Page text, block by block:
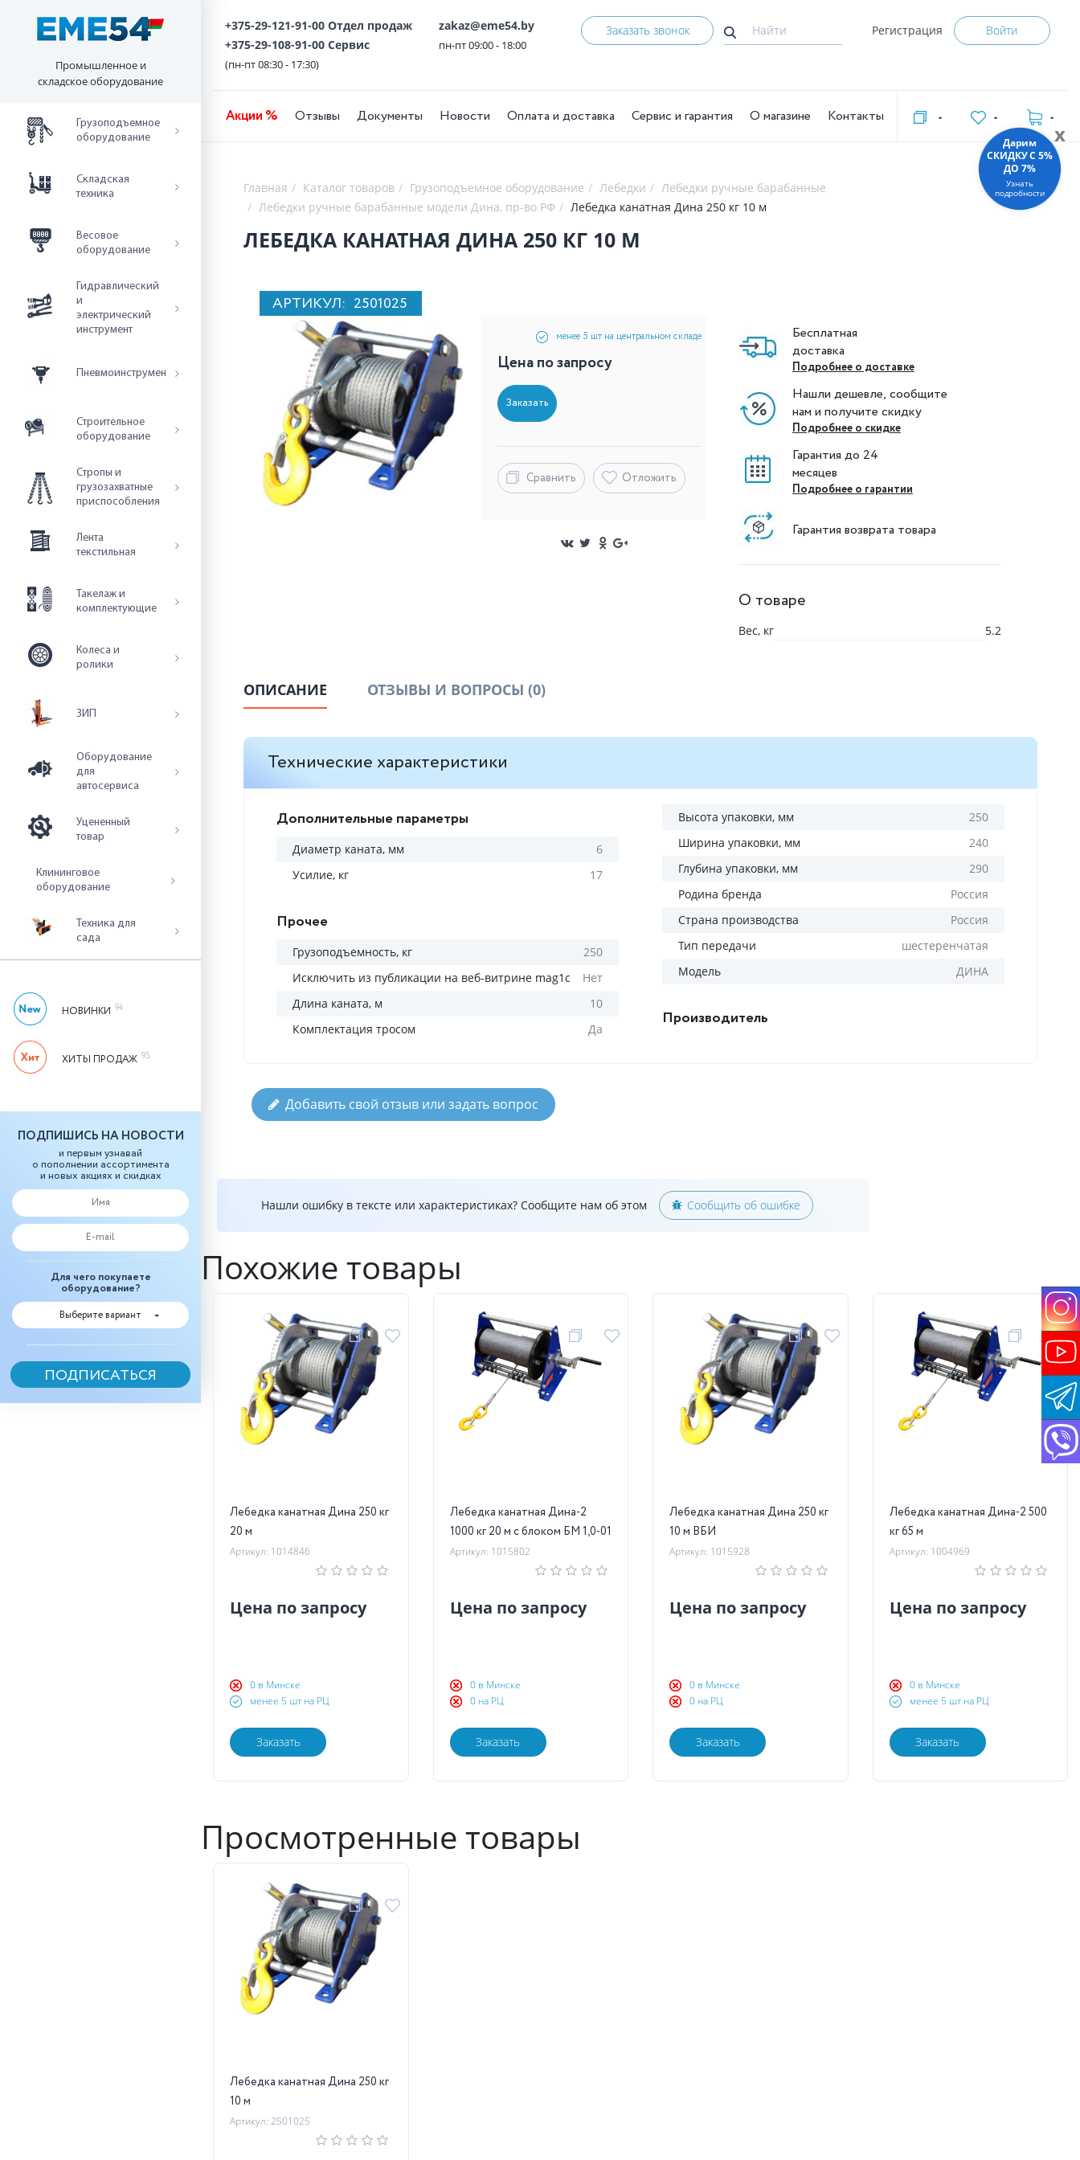
Промышленное и
складское оборудование
Грузоподъемное
оборудование
Складская
техника
Весовое
оборудование
Гидравлический
и
электрический
инструмент
Пневмоинструмент
Строительное
оборудование
Стропы и
грузозахватные
приспособления
Лента
текстильная
Такелаж и
комплектующие
Колеса и
ролики
ЗИП
Оборудование
для
автосервиса
Уцененный
товар
Клининговое
оборудование
Техника для
сада
НОВИНКИ 94
ХИТЫ ПРОДАЖ 95
ПОДПИШИСЬ НА НОВОСТИ
и первым узнавай
о пополнении ассортимента
и новых акциях и скидках
Для чего покупаете
оборудование?
Выберите вариант
+375-29-121-91-00 Отдел продаж
+375-29-108-91-00 Сервис
(пн-пт 08:30 - 17:30)
zakaz@eme54.by
пн-пт 09:00 - 18:00
Заказать звонок Регистрация Войти
Акции % Отзывы Документы Новости Оплата и доставка Сервис и гарантия О магазине Контакты - - -
Главная Каталог товаров Грузоподъемное оборудование Лебедки
Лебедки ручные барабанные
Лебедки ручные барабанные модели Дина, пр-во РФ
Лебедка канатная Дина 250 кг 10 м
ЛЕБЕДКА КАНАТНАЯ ДИНА 250 КГ 10 М
АРТИКУЛ: 2501025
менее 5 шт на центральном складе
Цена по запросу
Заказать
Сравнить Отложить
Бесплатная
доставка
Подробнее о доставке
Нашли дешевле, сообщите
нам и получите скидку
Подробнее о скидке
Гарантия до 24
месяцев
Подробнее о гарантии
Гарантия возврата товара
О товаре
Вес, кг 5.2
ОПИСАНИЕ ОТЗЫВЫ И ВОПРОСЫ (0)
Технические характеристики
Дополнительные параметры
Диаметр каната, мм
6
Усилие, кг
17
Прочее
Грузоподъемность, кг
250
Исключить из публикации на веб-витрине mag1c
Нет
Длина каната, м
10
Комплектация тросом
Да
Высота упаковки, мм
250
Ширина упаковки, мм
240
Глубина упаковки, мм
290
Родина бренда
Россия
Страна производства
Россия
Тип передачи
шестеренчатая
Модель
ДИНА
Производитель
Добавить свой отзыв или задать вопрос
Нашли ошибку в тексте или характеристиках? Сообщите нам об этом Сообщить об ошибке
Похожие товары
Лебедка канатная Дина 250 кг
20 м
Артикул: 1014846
Цена по запросу
0 в Минске
менее 5 шт на РЦ
Заказать
Лебедка канатная Дина-2
1000 кг 20 м с блоком БМ 1,0-01
Артикул: 1015802
Цена по запросу
0 в Минске
0 на РЦ
Заказать
Лебедка канатная Дина 250 кг
10 м ВБИ
Артикул: 1015928
Цена по запросу
0 в Минске
0 на РЦ
Заказать
Лебедка канатная Дина-2 500
кг 65 м
Артикул: 1004969
Цена по запросу
0 в Минске
менее 5 шт на РЦ
Заказать
Просмотренные товары
Лебедка канатная Дина 250 кг
10 м
Артикул: 2501025
x
Дарим
СКИДКУ C 5%
ДО 7%
Узнать
подробности